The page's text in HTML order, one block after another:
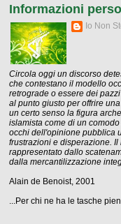
Informazioni
Io Non
Circola oggi un discorso
che contestano il modello
retrograde o essere dei
al punto giusto per offrire
un certo senso la figura
islamista come di un
occhi dell'opinione pubblica
frustrazioni e disperazione.
rappresentato dallo
dalla mercantilizzazione
Alain de Benoist, 2001
...Per chi ne ha le tasche